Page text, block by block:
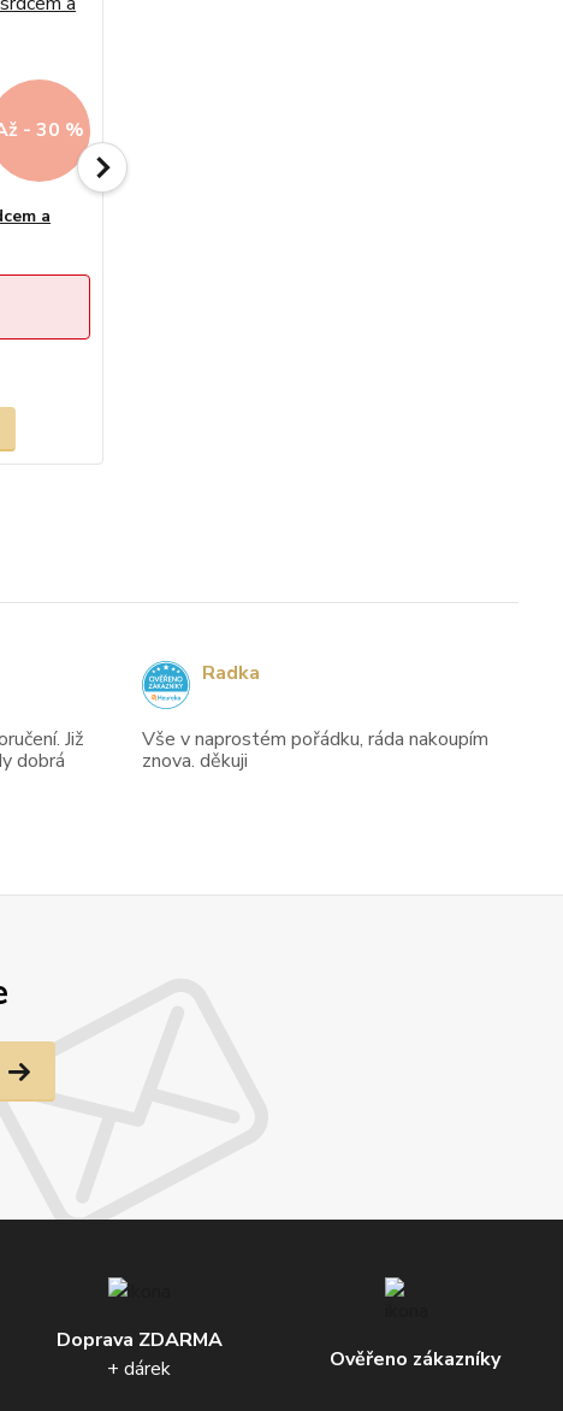
- 30 %
a
Doprava ZDARMA
+ dárek
Ověřeno zákazníky
Již
dobrá
Vše v naprostém pořádku, ráda nakoupím
znova. děkuji
Radka